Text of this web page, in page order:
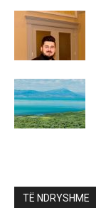
TË NDRYSHME